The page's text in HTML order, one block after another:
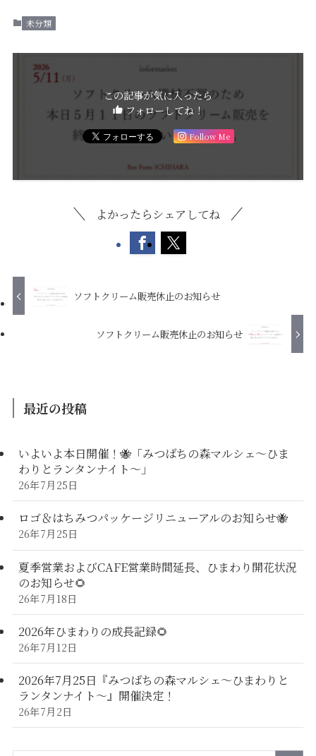
未分類
この記事が気に入ったら
フォローしてね！
Follow Me
よかったらシェアしてね
ソフトクリーム販売休止のお知らせ
ソフトクリーム販売休止のお知らせ
最近の投稿
いよいよ本日開催！🐝「みつばちの森マルシェ〜ひま
わりとランタンナイト〜」
26年7月25日
ロゴ＆はちみつパッケージリニューアルのお知らせ🐝
26年7月25日
夏季営業およびCAFE営業時間延長、ひまわり開花状況
のお知らせ🌻
26年7月18日
2026年ひまわりの成長記録🌻
26年7月12日
2026年7月25日『みつばちの森マルシェ～ひまわりと
ランタンナイト～』開催決定！
26年7月2日